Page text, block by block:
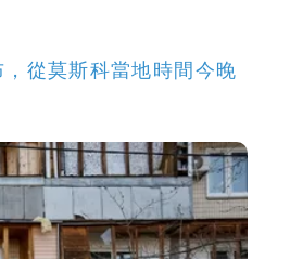
從莫斯科當地時間今晚